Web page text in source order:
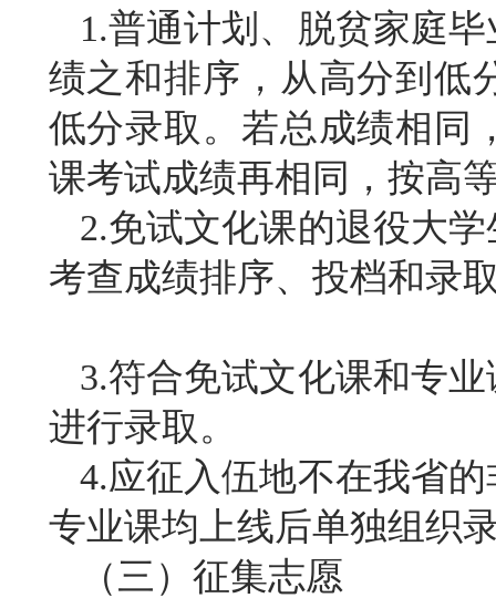
1.普通计划、脱贫家庭
绩之和排序，从高分到低
低分录取。若总成绩相同
课考试成绩再相同，按高
2.免试文化课的退役大
考查成绩排序、投档和录
3.符合免试文化课和专
进行录取。
4.应征入伍地不在我省
专业课均上线后单独组织
（三）征集志愿